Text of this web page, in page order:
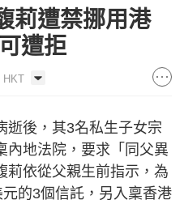
莉遭禁挪用港
遭拒
HKT
逝後，其3名私生子女宗
內地法院，要求「同父異
莉依從父親生前指示，為
的3個信託，另入稟香港